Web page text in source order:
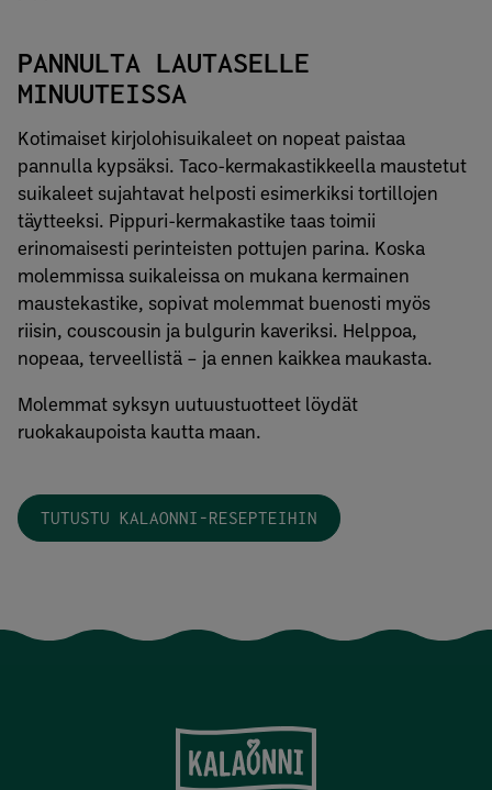
PANNULTA LAUTASELLE
MINUUTEISSA
Kotimaiset kirjolohisuikaleet on nopeat paistaa
pannulla kypsäksi. Taco-kermakastikkeella maustetut
suikaleet sujahtavat helposti esimerkiksi tortillojen
täytteeksi. Pippuri-kermakastike taas toimii
erinomaisesti perinteisten pottujen parina. Koska
molemmissa suikaleissa on mukana kermainen
maustekastike, sopivat molemmat buenosti myös
riisin, couscousin ja bulgurin kaveriksi. Helppoa,
nopeaa, terveellistä – ja ennen kaikkea maukasta.
Molemmat syksyn uutuustuotteet löydät
ruokakaupoista kautta maan.
TUTUSTU KALAONNI-RESEPTEIHIN